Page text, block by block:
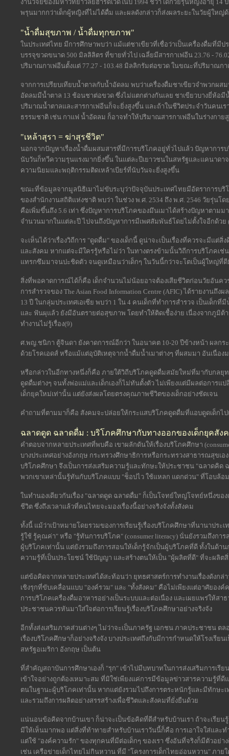
งานวิจัยของมหาวิทยาวลัยฮาร์ดเวิดในปี 1994 ชี้ว่า เด็กวัยรุ่นหญิงอายุ
พรุนมากกว่าเด็กผู้หญิงที่ไม่ได้ดื่ม และผลดังกล่าวก็ส่งผลระยะในวัยผู้ใหญ่ด้
"น้ำดื่มสุขภาพ / น้ำดื่มทุกขภาพ"
ในประเทศไทย มีการศึกษาพบว่า แม้แต่ชาเขียวที่เชื่อว่าเป็นเครื่องดื่มที่มี
บรรจุขวดขนาด 500 มิลลิลิตร ที่ขายทั่วไป เฉลี่ยมีสารกาเฟอีน 23.76 -
ปริมาณกาเฟอีนตั้งแต่ 77.27 - 103.48 มิลลิกรัมต่อขวด ในขณะที่ปริมาณก
จากการเปรียบเทียบน้ำตาลกับน้ำอัดลม พบว่าเครื่องดื่มชาเขียวจำพวกผ
อัดลมมีน้ำตาล 13 ช้อนชาต่อขวด ซึ่งไม่แตกต่างกันเลย ชาเขียวบางยี่ห้อ
ปริมาณน้ำตาลและสารกาเฟอีนก็จะยิ่งสูงขึ้น และถ้าในชีวิตประจำวันคนเ
ธรรมชาติ เช่น กาแฟ น้ำอัดลม ก็อาจทำให้ปริมาณสารกาเฟอีนในร่างกาย
"เหล้าสุรา = ฆ่าสุรชีวิต"
นอกจากปัญหาเรื่องน้ำดื่มผสมสารที่มีการบริโภคอยู่ทั่วไปแล้ว ปัญหาการ
นับวันก็ทวีความรุนแรงมากยิ่งขึ้น ในแต่ละปีเยาวชนในสหรัฐและแคนาดา
ความนิยมและพฤติกรรมติดเหล้าเบียร์ที่นับวันจะยิ่งสูงขึ้น
ขณะที่ข้อมูลจากมูลนิธิเมาไม่ขับระบุว่าปัจจุบันประเทศไทยมีอัตราการบริ
ของสำนักงานสถิติแห่งชาติ พบว่า ในช่วง พ.ศ. 2534 ถึง พ.ศ. 2546 วัยรุ่นโ
คือเพิ่มขึ้นถึง 5.6 เท่า ซึ่งปัญหาการบริโภคของมึนเมาได้สร้างปัญหาตามม
จำนวนมากในแต่ละปี ไปจนถึงปัญหาการมีเพศสัมพันธ์โดยไม่ตั้งใจอีกด้วย
จะเห็นได้ว่าเรื่องวิถีการ "ดูดดื่ม" ของเด็กนี้ ดูน่าจะเป็นเรื่องที่ควรจะมีแต่สิ่
และสังคม หากแต่จะมีใครรู้หรือไม่ว่า ในทางตรงข้ามนั้นวิถีการบริโภคเ
แทรกซึมมาจนปะชิดตัว จนดูเหมือนว่าเด็กๆ ในวันนี้กว่าจะโตเป็นผู้ใหญ่ที่
สิ่งที่พอคาดการณ์ได้ก็คือ เด็กจำนวนไม่น้อยอาจต้องเสียชีวิตก่อนวัยอันค
การสำรวจของ The Asian Food Information Centre (AFIC) ได้รายงานถึ
13 ปี ในกลุ่มประเทศเอเซีย พบว่า 1 ใน 4 คนเด็กที่ทำการสำรวจ เป็นเด็ก
และ ฟันผุแล้ว ยังมีอันตรายต่อสุขภาพ โดยทำให้ติดเชื้อง่าย เนื่องจากภูมิต้
ทำงานไม่รู้เรื่อง(9)
ศ.พญ.ชนิกา ตู้จินดา ยังคาดการณ์อีกว่า ในอนาคต 10-20 ปีข้างหน้า ผลก
ด้วยโรคเอดส์ หรือแม้แต่อุบัติเหตุจากน้ำดื่มน้ำเมาต่างๆ ที่ผสมมา อันเนื่อ
หรือกล่าวในอีกทางหนึ่งก็คือ ภายใต้วิถีบริโภคดูดดื่มสมัยใหม่ที่มากับกล
ดูดดื่มต่างๆ จนทั้งพ่อแม่และเด็กเองก็ไม่ทันตั้งตัว ไม่เพียงแต่มีผลต่อการ
เด็กยุคใหม่เท่านั้น แต่ยังส่งผลโดยตรงคุณภาพชีวิตของเด็กอย่างชัดเจน
คำถามที่ตามมาก็คือ สังคมจะปล่อยให้กระแสบริโภคดูดดื่มที่แอบดูดเด็กไป
ฉลาดดูด ฉลาดดื่ม : บริโภคศึกษากับทางออกของเด็กยุคสัง
คำตอบจากหลายประเทศที่พบคือ เขาผลักดันให้เรื่องบริโภคศึกษา
บางประเทศอย่างอังกฤษ กระทรวงศึกษาธิการหรือกระทรวงสาธารณสุขเอ
บริโภคศึกษา จึงเป็นการส่งเสริมความรู้และทักษะให้ประชาชน "ฉลาดคิด
พวกเขาเหล่านั้นรู้ทันกับบริโภคแบบ "ช็อปไว ใช้แหลก แดกด่วน" ที่โอบล้อ
ในทำนองเดียวกันเรื่อง "ฉลาดดูด ฉลาดดื่ม" ก็เป็นโจทย์ใหญ่โจทย์หนึ่งของ
ชีวิต ซึ่งถึงเวลาแล้วที่คนไทยจะมองเรื่องนี้อย่างจริงจังทั้งสังคม
ทั้งนี้ แม้ว่าเป้าหมายโดยรวมของการเรียนรู้เรื่องบริโภคศึกษาที่นานาประเ
รู้ใช้ รู้คุณค่า" หรือ "รู้ทันการบริโภค" (consumer literacy) นั่นยังรวมถึงการ
ผู้บริโภคเท่านั้น แต่ยังรวมถึงการสอนให้เด็กรู้จักเป็นผู้บริโภคที่ดี ทั้งในด้
ความรู้ที่เป็นประโยชน์ ใช้ปัญญา และสร้างตนให้เป็น "ผู้ผลิตที่ดี" ที่จะผลิต
แต่ข้อคิดจากหลายประเทศได้สะท้อนว่า ยุทธศาสตร์การทำงานเรื่องดังกล่
เชิงรุกที่ขับเคลื่อนแบบ "องค์รวม" และ "ทั้งสังคม" คือไม่เพียงแต่อาศัยอง
การบริโภคเครื่องดื่มอาหารอย่างเป็นระบบและต่อเนื่อง และเผยแพร่ให้ส
ประชาชนควรหันมาใส่ใจต่อการเรียนรู้เรื่องบริโภคศึกษาอย่างจริงจัง
อีกทั้งส่งเสริมภาคส่วนต่างๆ ไม่ว่าจะเป็นภาครัฐ เอกชน ภาคประชาชน
เรื่องบริโภคศึกษาก็อย่างจริงจัง บางประเทศถึงกับมีการกำหนดให้โรงเรี
สหรัฐอเมริกา อังกฤษ เป็นต้น
ที่สำคัญสถาบันการศึกษาเองก็ "รุก" เข้าไปมีบทบาทในการส่งเสริมการเรีย
เข้าใจอย่างถูกต้องเหมาะสม ที่มิใช่เพียงแค่การมีข้อมูลข่าวสารความรู้ที่
ตนในฐานะผู้บริโภคเท่านั้น หากแต่ยังรวมไปถึงการตระหนักรู้และมีทักษะ
และรวมถึงการผลิตอย่างสรรสร้างเพื่อชีวิตและสังคมที่ยั่งยืนด้วย
แน่นอนข้อคิดจากบ้านเขา ก็น่าจะเป็นข้อคิดที่ดีสำหรับบ้านเรา ถ้าจะเรียน
มีให้เห็นมากพอ แต่สิ่งที่ท้าทายสำหรับบ้านเราวันนี้ก็คือ การเอาใจใส่และ
แต่ใช้ "องค์ความรัก" ของทุกคนที่มีต่อเด็กๆ ของเรา ซึ่งอันที่จริงก็มีตัวอย่า
เช่น เครือข่ายเด็กไทยไม่กินหวาน ที่มี "โครงการเด็กไทยอ่อนหวาน" ภา